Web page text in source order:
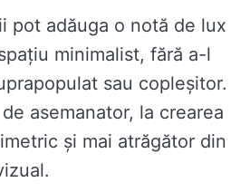
pot adăuga o notă de lux
minimalist, fără a-l
sau copleșitor.
asemanator, la crearea
și mai atrăgător din